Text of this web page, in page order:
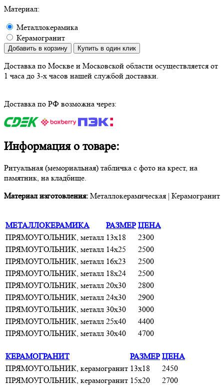
Материал:
Металлокерамика
Керамогранит
Добавить в корзину Купить в один клик
Доставка по Москве и Московской области осуществляется от
1 часа до 3-х часов нашей службой доставки.
Доставка по РФ возможна через:
Информация о товаре:
Ритуальная (мемориальная) табличка с фото на крест, на
памятник, на кладбище.
Материал изготовления: Металлокерамическая | Керамогранит
МЕТАЛЛОКЕРАМИКА РАЗМЕР ЦЕНА
ПРЯМОУГОЛЬНИК, металл 13х18
2300
ПРЯМОУГОЛЬНИК, металл 14х25
2500
ПРЯМОУГОЛЬНИК, металл 16х23
2500
ПРЯМОУГОЛЬНИК, металл 18х24
2500
ПРЯМОУГОЛЬНИК, металл 20х30
2800
ПРЯМОУГОЛЬНИК, металл 24х30
2900
ПРЯМОУГОЛЬНИК, металл 30х30
3000
ПРЯМОУГОЛЬНИК, металл 25х40
4400
ПРЯМОУГОЛЬНИК, металл 30х40 4700
КЕРАМОГРАНИТ РАЗМЕР ЦЕНА
ПРЯМОУГОЛЬНИК, керамогранит 13х18
2450
ПРЯМОУГОЛЬНИК, керамогранит 15х20
2700